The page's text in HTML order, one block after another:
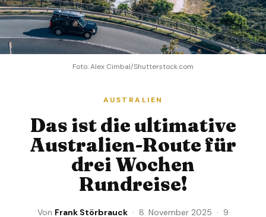
Foto: Alex Cimbal/Shutterstock.com
AUSTRALIEN
Das ist die ultimative
Australien-Route für
drei Wochen
Rundreise!
Von Frank Störbrauck · 8. November 2025 · 9